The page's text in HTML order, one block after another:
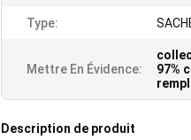
Type:
Mettre En Évidence:
97%
Description de produit